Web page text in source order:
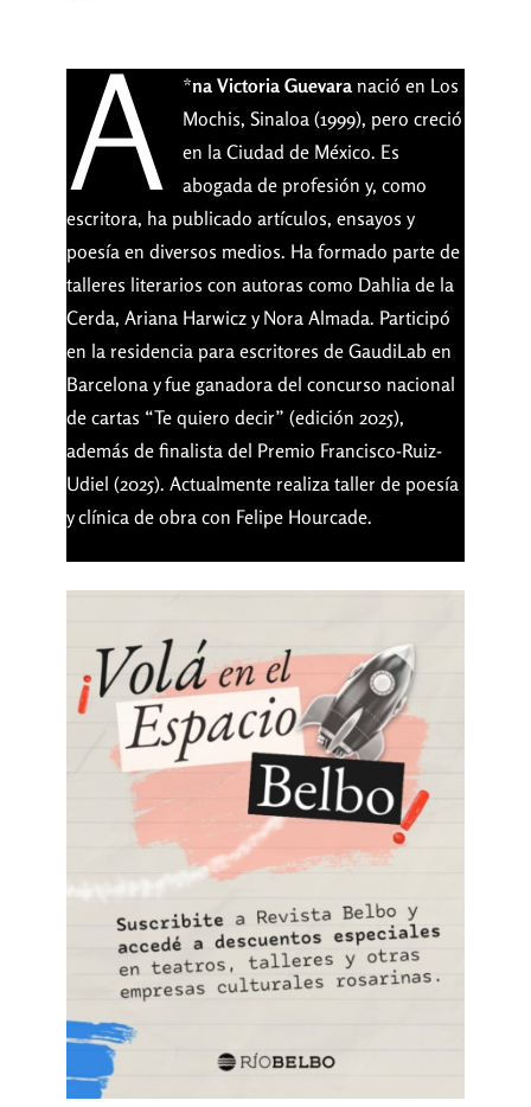
*
A na Victoria Guevara nació en Los
Mochis, Sinaloa (1999), pero creció
en la Ciudad de México. Es
abogada de profesión y, como
escritora, ha publicado artículos, ensayos y
poesía en diversos medios. Ha formado parte de
talleres literarios con autoras como Dahlia de la
Cerda, Ariana Harwicz y Nora Almada. Participó
en la residencia para escritores de GaudiLab en
Barcelona y fue ganadora del concurso nacional
de cartas “Te quiero decir” (edición 2025),
además de finalista del Premio Francisco-Ruiz-
Udiel (2025). Actualmente realiza taller de poesía
y clínica de obra con Felipe Hourcade.